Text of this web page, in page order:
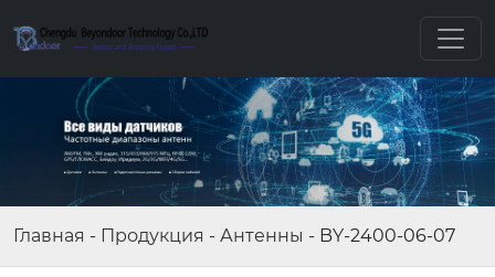
Главная - Продукция - Антенны - BY-2400-06-07